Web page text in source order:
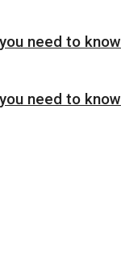
need to know
need to know